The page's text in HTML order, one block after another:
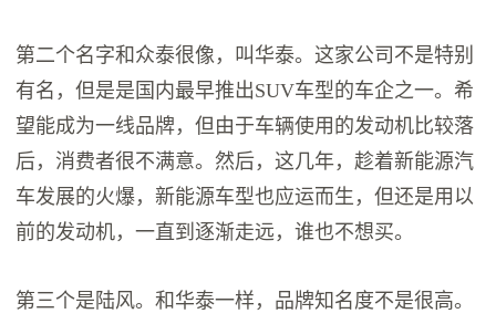
第二个名字和众泰很像，叫华泰。这家公司不是特别
有名，但是是国内最早推出SUV车型的车企之一。希
望能成为一线品牌，但由于车辆使用的发动机比较落
后，消费者很不满意。然后，这几年，趁着新能源汽
车发展的火爆，新能源车型也应运而生，但还是用以
前的发动机，一直到逐渐走远，谁也不想买。
第三个是陆风。和华泰一样，品牌知名度不是很高。